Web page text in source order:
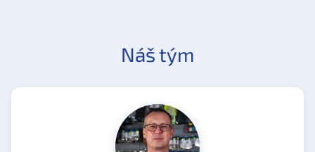
Náš tým